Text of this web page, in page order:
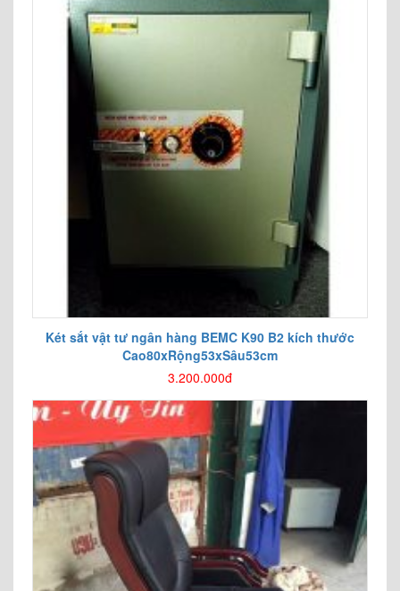
Két sắt vật tư ngân hàng BEMC K90 B2 kích thước
Cao80xRộng53xSâu53cm
3.200.000đ